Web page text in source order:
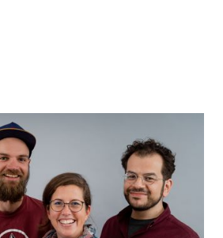
ein neuer Formfaktor in der
bessere Förderung zu mehr
verhilft.